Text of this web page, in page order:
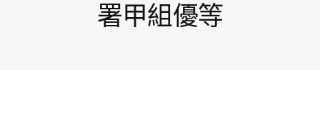
署甲組優等